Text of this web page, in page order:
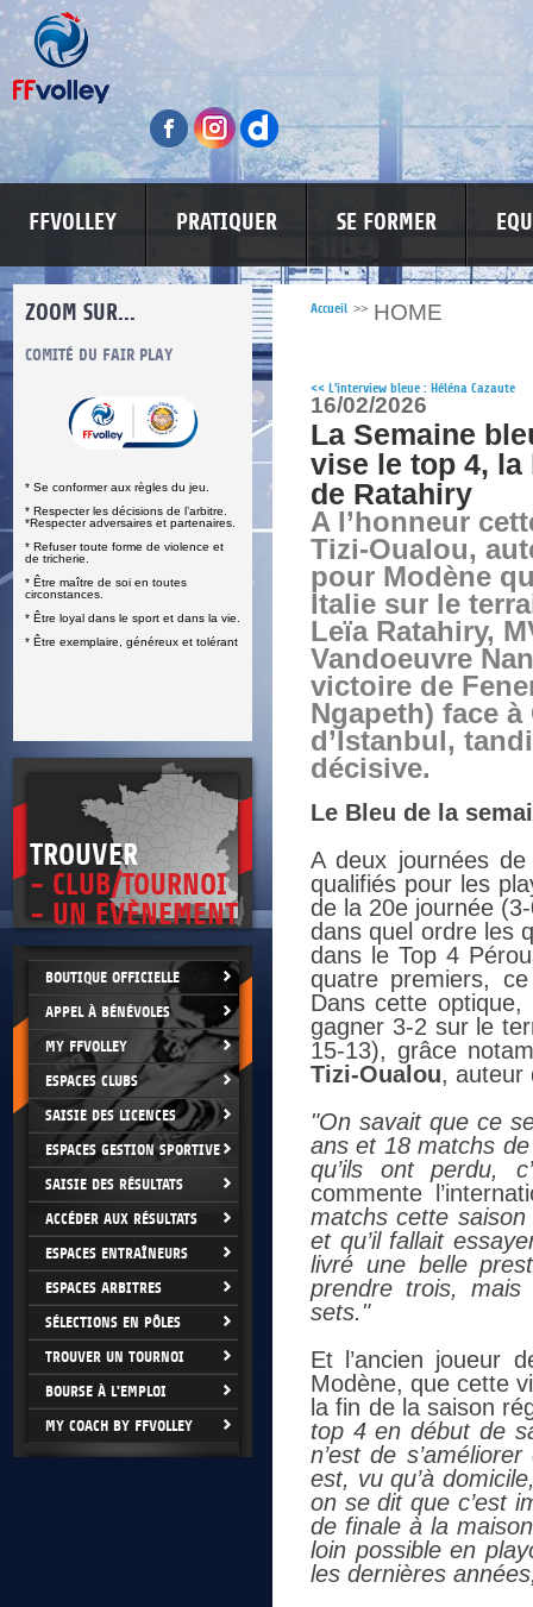
FFVOLLEY PRATIQUER SE FORMER
ZOOM SUR...
COMITÉ DU FAIR PLAY
* Se conformer aux règles du jeu.
* Respecter les décisions de l’arbitre.
*Respecter adversaires et partenaires.
* Refuser toute forme de violence et
de tricherie.
* Être maître de soi en toutes
circonstances.
* Être loyal dans le sport et dans la vie.
* Être exemplaire, généreux et tolérant
LUTTE CONTRE LES VIOLENCES
TROUVER
- CLUB/TOURNOI
- UN EVÈNEMENT
BOUTIQUE OFFICIELLE
APPEL À BÉNÉVOLES
MY FFVOLLEY
ESPACES CLUBS
SAISIE DES LICENCES
ESPACES GESTION SPORTIVE
SAISIE DES RÉSULTATS
ACCÉDER AUX RÉSULTATS
ESPACES ENTRAÎNEURS
ESPACES ARBITRES
SÉLECTIONS EN PÔLES
TROUVER UN TOURNOI
BOURSE À L'EMPLOI
MY COACH BY FFVOLLEY
Accueil >> HOME
<< L'interview bleue : Héléna Cazaute
16/02/2026
La Semaine
vise le top 4, la
de Ratahiry
A l’honneur
Tizi-Oualou,
pour Modène
Italie sur le
Leïa Ratahiry,
Vandoeuvre
victoire de
Ngapeth) face
d’Istanbul,
décisive.
Le Bleu de la
A deux journées
qualifiés pour les
de la 20e journée
dans quel ordre les
dans le Top 4
quatre premiers,
Dans cette
gagner 3-2 sur le
15-13), grâce
Tizi-Oualou, auteur
"On savait que ce
ans et 18 matchs
qu’ils ont perdu,
commente
matchs cette saison
et qu’il fallait
livré une belle
prendre trois,
sets."
Et l’ancien joueur
Modène, que cette
la fin de la saison
top 4 en début de
n’est de
est, vu qu’à
on se dit que c’est
de finale à la
loin possible en
les dernières